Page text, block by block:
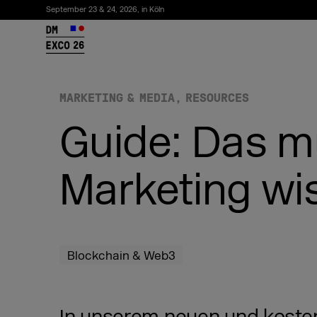
September 23 & 24, 2026, in Köln
26
Newsletter abonnieren
MARKETING & MEDIA RESOURCES
Guide: Das
Marketing
Blockchain & Web3